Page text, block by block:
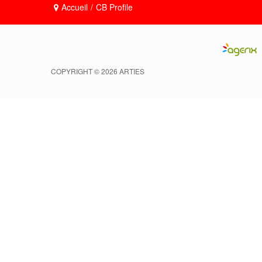
Accueil / CB Profile
COPYRIGHT © 2026 ARTIES